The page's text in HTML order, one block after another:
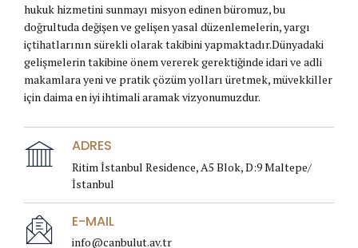
hukuk hizmetini sunmayı misyon edinen büromuz, bu
doğrultuda değişen ve gelişen yasal düzenlemelerin, yargı
içtihatlarının sürekli olarak takibini yapmaktadır.Dünyadaki
gelişmelerin takibine önem vererek gerektiğinde idari ve adli
makamlara yeni ve pratik çözüm yolları üretmek, müvekkiller
için daima en iyi ihtimali aramak vizyonumuzdur.
ADRES
Ritim İstanbul Residence, A5 Blok, D:9 Maltepe/
İstanbul
E-MAIL
info@canbulut.av.tr